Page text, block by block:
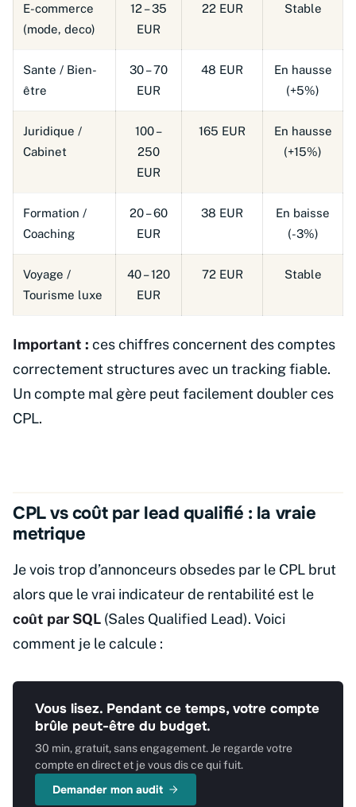
E-commerce
(mode, deco)
12 – 35
EUR
22 EUR Stable
Sante / Bien-
être
30 – 70
EUR
48 EUR
En hausse
(+5%)
Juridique /
Cabinet
100 –
250
EUR
165 EUR
En hausse
(+15%)
Formation /
Coaching
20 – 60
EUR
38 EUR
En baisse
(-3%)
Voyage /
Tourisme luxe
40 – 120
EUR
72 EUR Stable
Important : ces chiffres concernent des comptes
correctement structures avec un tracking fiable.
Un compte mal gère peut facilement doubler ces
CPL.
CPL vs coût par lead qualifié : la vraie
metrique
Je vois trop d’annonceurs obsedes par le CPL brut
alors que le vrai indicateur de rentabilité est le
coût par SQL (Sales Qualified Lead). Voici
comment je le calcule :
Vous lisez. Pendant ce temps, votre compte
brûle peut-être du budget.
30 min, gratuit, sans engagement. Je regarde votre
compte en direct et je vous dis ce qui fuit.
Demander mon audit